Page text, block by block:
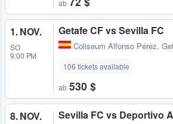
ab
1. NOV.
SO
9:00 PM
Getafe CF vs Sevilla FC
Coliseum Alfonso Pérez,
106 tickets available
ab 530 $
8. NOV. Sevilla FC vs Deportivo